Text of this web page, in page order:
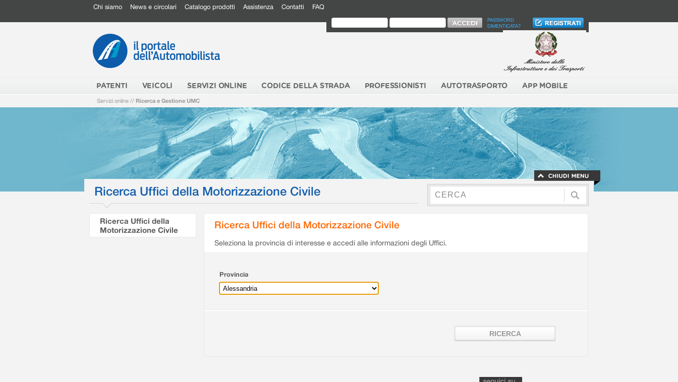
Chi siamo News e circolari Catalogo prodotti Assistenza Contatti FAQ
PASSWORD
DIMENTICATA?
PATENTI VEICOLI SERVIZI ONLINE CODICE DELLA STRADA PROFESSIONISTI AUTOTRASPORTO APP MOBILE
Servizi online // Ricerca e Gestione UMC
Ricerca Uffici della Motorizzazione Civile
Ricerca Uffici della
Motorizzazione Civile
Ricerca Uffici della Motorizzazione Civile
Seleziona la provincia di interesse e accedi alle informazioni degli Uffici.
Provincia